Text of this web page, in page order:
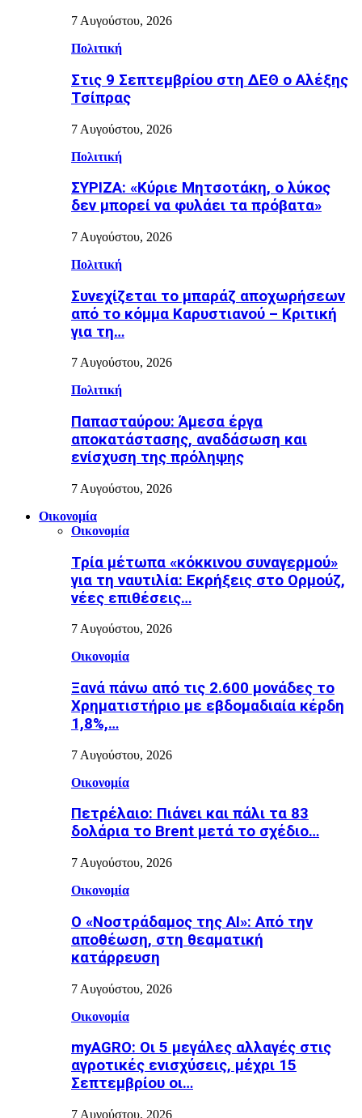
7 Αυγούστου, 2026
Πολιτική
Στις 9 Σεπτεμβρίου στη ΔΕΘ ο Αλέξης
Τσίπρας
7 Αυγούστου, 2026
Πολιτική
ΣΥΡΙΖΑ: «Κύριε Μητσοτάκη, ο λύκος
δεν μπορεί να φυλάει τα πρόβατα»
7 Αυγούστου, 2026
Πολιτική
Συνεχίζεται το μπαράζ αποχωρήσεων
από το κόμμα Καρυστιανού – Κριτική
για τη…
7 Αυγούστου, 2026
Πολιτική
Παπασταύρου: Άμεσα έργα
αποκατάστασης, αναδάσωση και
ενίσχυση της πρόληψης
7 Αυγούστου, 2026
Οικονομία
Οικονομία
Τρία μέτωπα «κόκκινου συναγερμού»
για τη ναυτιλία: Εκρήξεις στο Ορμούζ,
νέες επιθέσεις…
7 Αυγούστου, 2026
Οικονομία
Ξανά πάνω από τις 2.600 μονάδες το
Χρηματιστήριο με εβδομαδιαία κέρδη
1,8%,…
7 Αυγούστου, 2026
Οικονομία
Πετρέλαιο: Πιάνει και πάλι τα 83
δολάρια το Brent μετά το σχέδιο…
7 Αυγούστου, 2026
Οικονομία
Ο «Νοστράδαμος της AI»: Από την
αποθέωση, στη θεαματική
κατάρρευση
7 Αυγούστου, 2026
Οικονομία
myAGRO: Οι 5 μεγάλες αλλαγές στις
αγροτικές ενισχύσεις, μέχρι 15
Σεπτεμβρίου οι…
7 Αυγούστου, 2026